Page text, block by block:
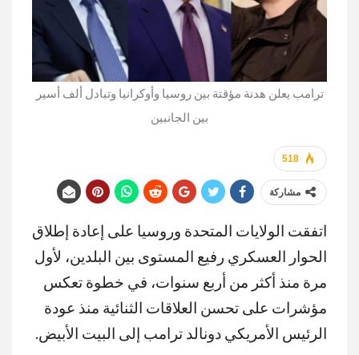
ترامب يعلن هدنة مؤقتة بين روسيا وأوكرانيا وتبادل ألف أسير
بين الجانبين
518
مشاركة
اتفقت الولايات المتحدة وروسيا على إعادة إطلاق
الحوار العسكري رفيع المستوى بين البلدين، لأول
مرة منذ أكثر من أربع سنوات، في خطوة تعكس
مؤشرات على تحسن العلاقات الثنائية منذ عودة
الرئيس الأمريكي دونالد ترامب إلى البيت الأبيض.